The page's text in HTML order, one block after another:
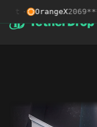
· OrangeX